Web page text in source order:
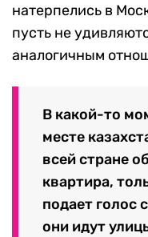
натерпелись в
пусть не
аналогичным
В какой-то
месте
всей стране
квартира,
подает голос
они идут